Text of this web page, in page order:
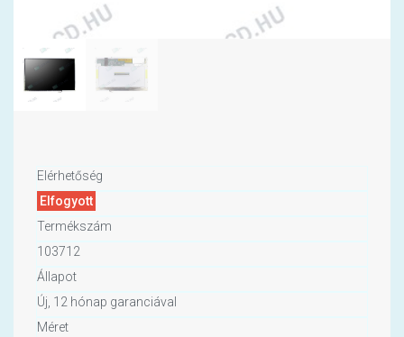
Elérhetőség
Elfogyott
Termékszám
103712
Állapot
Új, 12 hónap garanciával
Méret